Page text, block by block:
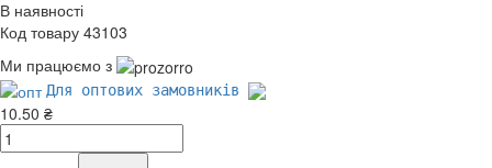
В наявності
Код товару 43103
Ми працюємо з
Для оптових замовників
10.50 ₴